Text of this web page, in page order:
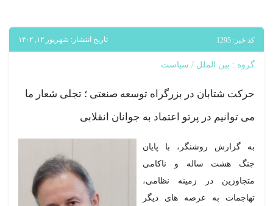
کد خبر: 1295 تاریخ انتشار: شهریور ۱۲, ۱۴۰۲
گروه : بین الملل / سیاست
حرکت شتابان در بزرگراه توسعه صنعتی ؛ تجلی شعار ما
می توانیم در پرتو اعتماد به جوانان انقلابی
به گزارش روشنگر، با پایان
جنگ هشت ساله و ناکامی
متجاوزین در زمینه نظامی،
تهاجمات به عرصه های دیگر